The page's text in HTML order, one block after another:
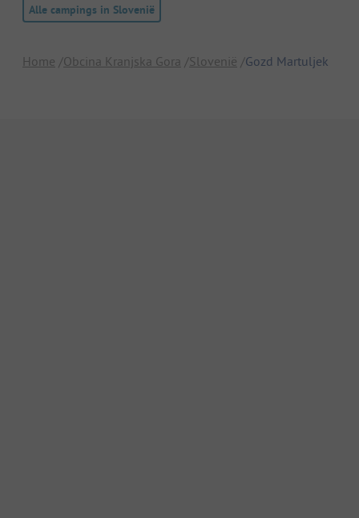
Alle campings in Slovenië
Home Obcina Kranjska Gora Slovenië Gozd Martuljek